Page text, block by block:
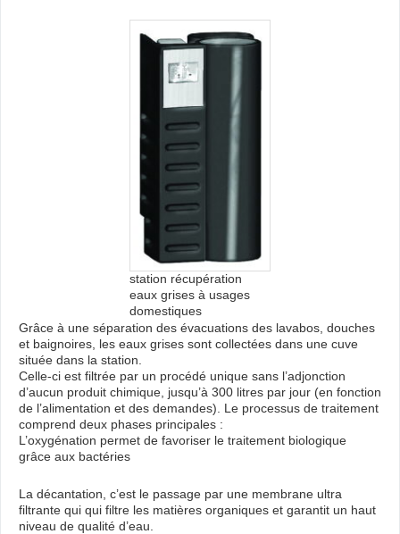
station récupération
eaux grises à usages
domestiques
Grâce à une séparation des évacuations des lavabos, douches
et baignoires, les eaux grises sont collectées dans une cuve
située dans la station.
Celle-ci est filtrée par un procédé unique sans l’adjonction
d’aucun produit chimique, jusqu’à 300 litres par jour (en fonction
de l’alimentation et des demandes). Le processus de traitement
comprend deux phases principales :
L’oxygénation permet de favoriser le traitement biologique
grâce aux bactéries
La décantation, c’est le passage par une membrane ultra
filtrante qui qui filtre les matières organiques et garantit un haut
niveau de qualité d’eau.